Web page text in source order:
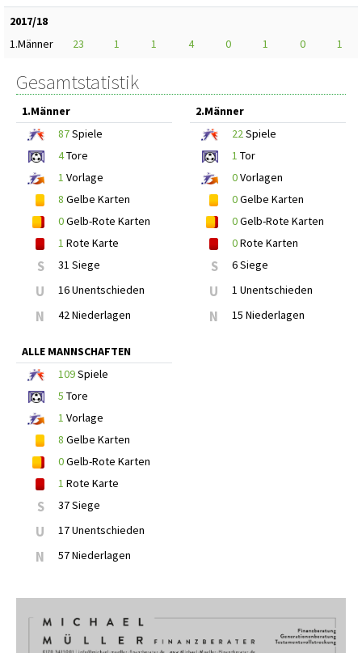
2017/18
1.Männer
23 1 1 4 0 1 0 1
Gesamtstatistik
1.Männer
87Spiele
4Tore
1 Vorlage
8 Gelbe Karten
0Gelb-Rote Karten
1 Rote Karte
S 31 Siege
U 16 Unentschieden
N 42 Niederlagen
2.Männer
22Spiele
1 Tor
0Vorlagen
0Gelbe Karten
0Gelb-Rote Karten
0Rote Karten
S 6 Siege
U 1 Unentschieden
N 15 Niederlagen
ALLE MANNSCHAFTEN
109Spiele
5 Tore
1 Vorlage
8 Gelbe Karten
0Gelb-Rote Karten
1 Rote Karte
S 37 Siege
U 17 Unentschieden
N 57 Niederlagen